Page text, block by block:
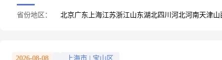
省份地区： 北京广东 上海江苏浙江山东湖北四川 河北河南天津山
2026-08-08 上海市 宝山区